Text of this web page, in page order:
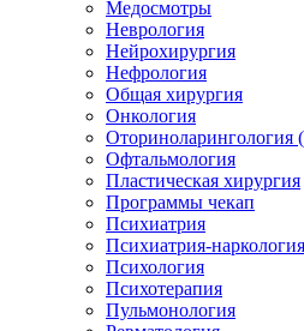
Медосмотры
Неврология
Нейрохирургия
Нефрология
Общая хирургия
Онкология
Офтальмология
Пластическая хирургия
Программы чекап
Психиатрия
Психиатрия-наркология
Психология
Психотерапия
Пульмонология